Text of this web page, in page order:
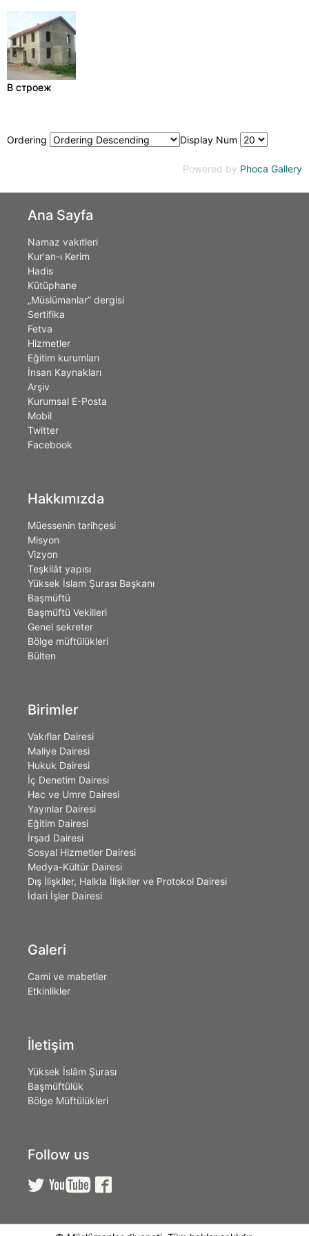
В строеж
В строеж
Ordering Display Num
Powered by Phoca Gallery
Ana Sayfa
Namaz vakıtleri
Kur'an-ı Kerim
Hadis
Kütüphane
„Müslümanlar” dergisi
Sertifika
Fetva
Hizmetler
Eğitim kurumları
İnsan Kaynakları
Arşiv
Kurumsal E-Posta
Mobil
Twitter
Facebook
Hakkımızda
Müessenin tarihçesi
Misyon
Vizyon
Teşkilât yapısı
Yüksek İslam Şurası Başkanı
Başmüftü
Başmüftü Vekilleri
Genel sekreter
Bölge müftülükleri
Bülten
Birimler
Vakıflar Dairesi
Maliye Dairesi
Hukuk Dairesi
İç Denetim Dairesi
Hac ve Umre Dairesi
Yayınlar Dairesi
Eğitim Dairesi
İrşad Dairesi
Sosyal Hizmetler Dairesi
Medya-Kültür Dairesi
Dış İlişkiler, Halkla İlişkiler ve Protokol Dairesi
İdari İşler Dairesi
Galeri
Cami ve mabetler
Etkinlikler
İletişim
Yüksek İslâm Şurası
Başmüftülük
Bölge Müftülükleri
Follow us
  